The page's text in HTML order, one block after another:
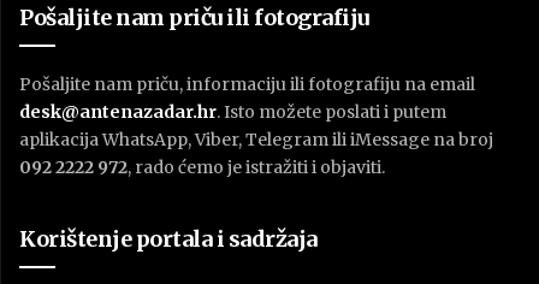
Pošaljite nam priču ili fotografiju
Pošaljite nam priču, informaciju ili fotografiju na email
desk@antenazadar.hr. Isto možete poslati i putem
aplikacija WhatsApp, Viber, Telegram ili iMessage na broj
092 2222 972, rado ćemo je istražiti i objaviti.
Korištenje portala i sadržaja